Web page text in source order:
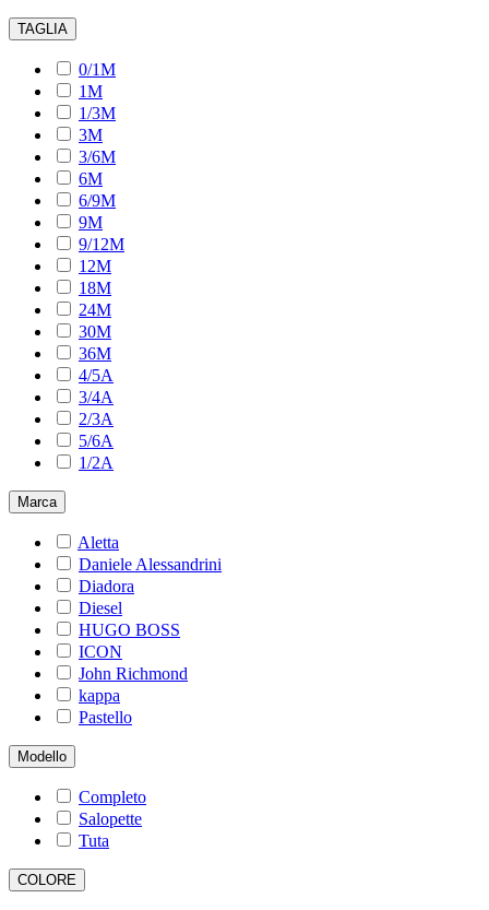
TAGLIA
0/1M
1M
1/3M
3M
3/6M
6M
6/9M
9M
9/12M
12M
18M
24M
30M
36M
4/5A
3/4A
2/3A
5/6A
1/2A
Marca
Aletta
Daniele Alessandrini
Diadora
Diesel
HUGO BOSS
ICON
John Richmond
kappa
Pastello
Modello
Completo
Salopette
Tuta
COLORE